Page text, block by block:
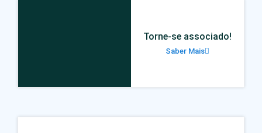
Torne-se associado!
Saber Mais